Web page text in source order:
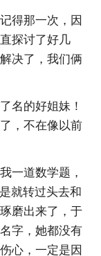
得那一次，因
探讨了好几
决了，我们俩
名的好姐妹！
，不在像以前
一道数学题，
就转过头去和
磨出来了，于
字，她都没有
心，一定是因